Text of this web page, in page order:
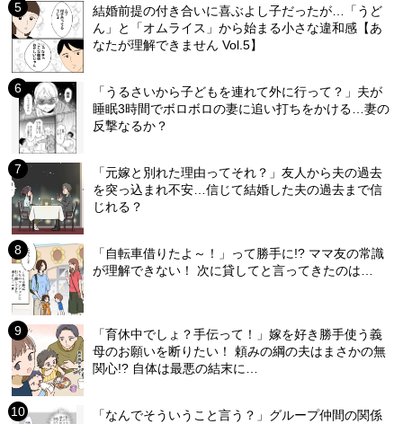
結婚前提の付き合いに喜ぶよし子だったが…「うど
ん」と「オムライス」から始まる小さな違和感【あ
なたが理解できません Vol.5】
「うるさいから子どもを連れて外に行って？」夫が
睡眠3時間でボロボロの妻に追い打ちをかける…妻の
反撃なるか？
「元嫁と別れた理由ってそれ？」友人から夫の過去
を突っ込まれ不安…信じて結婚した夫の過去まで信
じれる？
「自転車借りたよ～！」って勝手に!? ママ友の常識
が理解できない！ 次に貸してと言ってきたのは…
「育休中でしょ？手伝って！」嫁を好き勝手使う義
母のお願いを断りたい！ 頼みの綱の夫はまさかの無
関心!? 自体は最悪の結末に…
「なんでそういうこと言う？」グループ仲間の関係